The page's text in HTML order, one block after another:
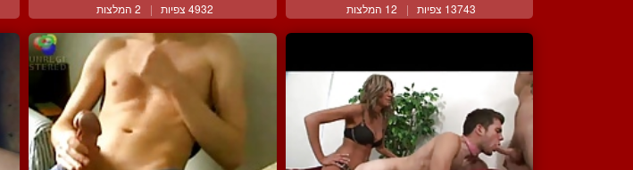
13743 צפיות | 12 המלצות 4932 צפיות | 2 המלצות